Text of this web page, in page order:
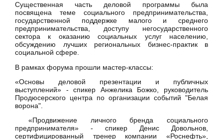
Существенная часть деловой программы была
посвящена теме социального предпринимательства,
государственной поддержке малого и среднего
предпринимательства, доступу негосударственного
сектора к оказанию социальных услуг населению,
обсуждению лучших региональных бизнес-практик в
социальной сфере.
В рамках форума прошли мастер-классы:
«Основы деловой презентации и публичных
выступлений» - спикер Анжелика Божко, руководитель
Продюсерского центра по организации событий "Белая
ворона".
«Продвижение личного бренда социального
предпринимателя» - спикер Денис Довольнов,
сертифицированный тренер компании «Роснефть»,